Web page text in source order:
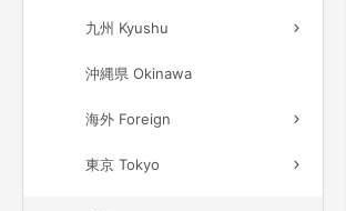
九州 Kyushu
沖縄県 Okinawa
海外 Foreign
東京 Tokyo